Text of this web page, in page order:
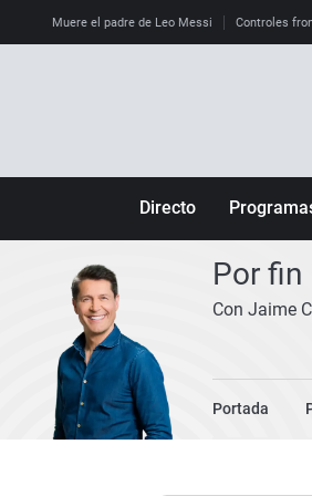
Muere el padre de Leo Messi Controles
Directo
Por fin
Julia en la onda
Por fin
Con Jaime
Portada